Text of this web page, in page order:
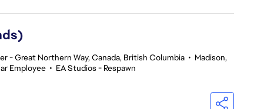
- Great Northern Way, Canada, British Columbia • Madison,
Employee • EA Studios - Respawn